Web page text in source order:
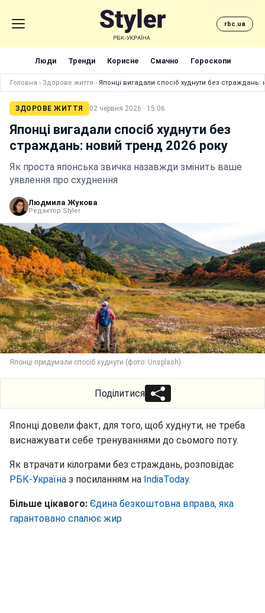
rbc.ua
Люди Тренди Корисне Смачно Гороскопи
Головна › Здорове життя › Японці вигадали спосіб худнути без страждань:
ЗДОРОВЕ ЖИТТЯ 02 червня 2026 · 15:06
Японці вигадали спосіб худнути без
страждань: новий тренд 2026 року
Як проста японська звичка назавжди змінить ваше
уявлення про схуднення
Людмила Жукова
Редактор Styler
Японці придумали спосіб худнути (фото: Unsplash)
Поділитися
Японці довели факт, для того, щоб худнути, не треба
виснажувати себе тренуваннями до сьомого поту.
Як втрачати кілограми без страждань, розповідає
РБК-Україна з посиланням на IndiaToday.
Більше цікавого: Єдина безкоштовна вправа, яка
гарантовано спалює жир